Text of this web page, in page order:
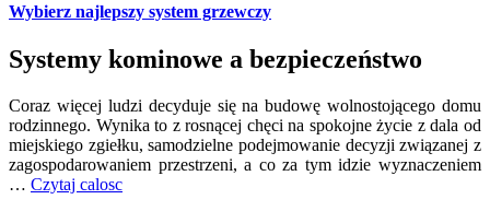
Wybierz najlepszy system grzewczy
Systemy kominowe a bezpieczeństwo
Coraz więcej ludzi decyduje się na budowę wolnostojącego domu
rodzinnego. Wynika to z rosnącej chęci na spokojne życie z dala od
miejskiego zgiełku, samodzielne podejmowanie decyzji związanej z
zagospodarowaniem przestrzeni, a co za tym idzie wyznaczeniem
… Czytaj calosc